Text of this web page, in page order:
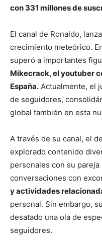
con 331 millones de
El canal de Ronaldo,
crecimiento meteórico.
superó a importantes
Mikecrack, el youtuber
España. Actualmente, el
de seguidores,
global también en esta
A través de su canal, el
explorado contenido
personales con su
conversaciones con
y actividades
personal. Sin embargo,
desatado una ola de
seguidores.